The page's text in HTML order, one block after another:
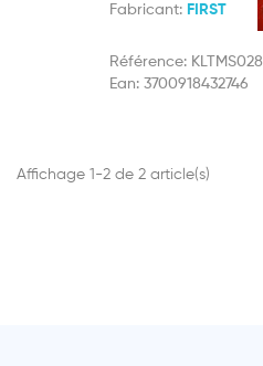
Fabricant: FIRST
Référence: KLTMS028
Ean: 3700918432746
Affichage 1-2 de 2 article(s)